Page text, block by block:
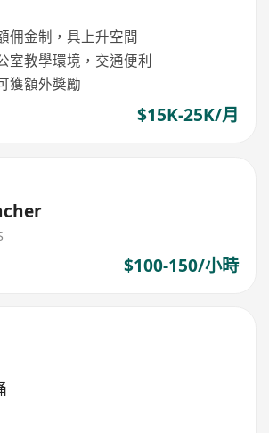
佣金制，具上升空間
室教學環境，交通便利
獲額外獎勵
$15K-25K/月
$100-150/小時